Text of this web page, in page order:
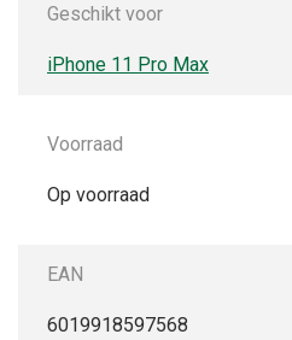
Geschikt voor
iPhone 11 Pro Max
Voorraad
Op voorraad
EAN
6019918597568